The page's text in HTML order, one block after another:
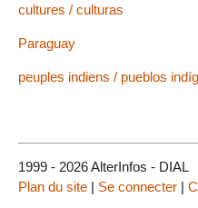
cultures / culturas
Paraguay
peuples indiens / pueblos
1999 - 2026 AlterInfos - DIAL
Plan du site | Se connecter |